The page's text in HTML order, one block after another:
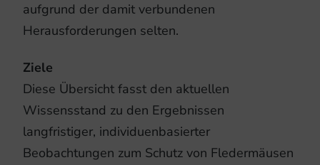
aufgrund der damit verbundenen
Herausforderungen selten.
Ziele
Diese Übersicht fasst den aktuellen
Wissensstand zu den Ergebnissen
langfristiger, individuenbasierter
Beobachtungen zum Schutz von Fledermäusen